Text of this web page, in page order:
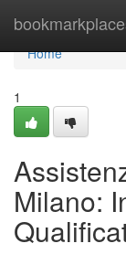
Home
Home
1
Milano: